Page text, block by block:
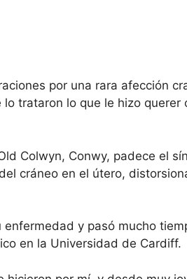
por una rara afección
trataron lo que le hizo querer
Colwyn, Conwy, padece el
cráneo en el útero,
y pasó mucho
en la Universidad de Cardiff.